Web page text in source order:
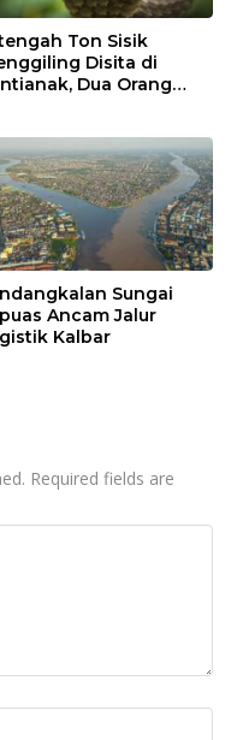
Ton Sisik
Disita di
Dua Orang
Sungai
Ancam Jalur
Kalbar
Required fields are